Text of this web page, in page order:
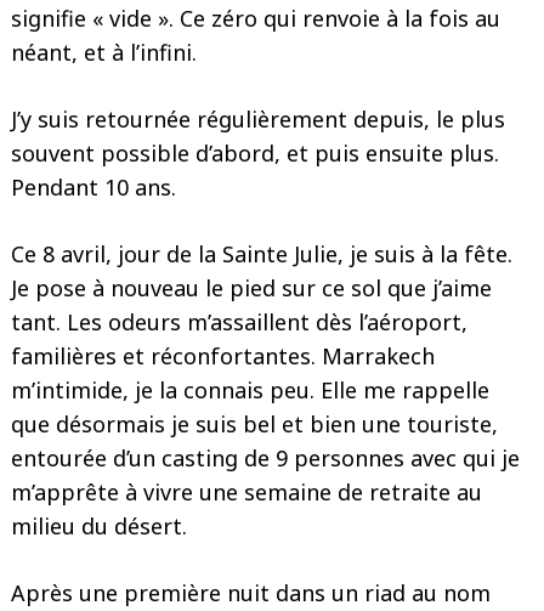
signifie « vide ». Ce zéro qui renvoie à la fois au
néant, et à l’infini.
J’y suis retournée régulièrement depuis, le plus
souvent possible d’abord, et puis ensuite plus.
Pendant 10 ans.
Ce 8 avril, jour de la Sainte Julie, je suis à la fête.
Je pose à nouveau le pied sur ce sol que j’aime
tant. Les odeurs m’assaillent dès l’aéroport,
familières et réconfortantes. Marrakech
m’intimide, je la connais peu. Elle me rappelle
que désormais je suis bel et bien une touriste,
entourée d’un casting de 9 personnes avec qui je
m’apprête à vivre une semaine de retraite au
milieu du désert.
Après une première nuit dans un riad au nom